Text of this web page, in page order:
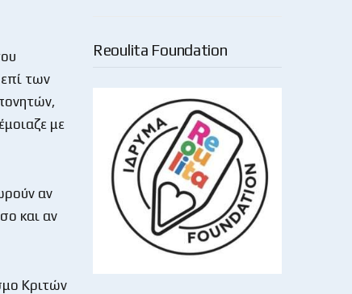
των
με
αν
και αν
Κριτών
Reoulita Foundation